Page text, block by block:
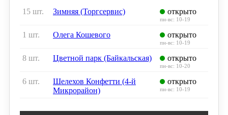
15 шт. Зимняя (Торгсервис) открыто
пн-вс: 10-19
1 шт. Олега Кошевого открыто
пн-вс: 10-19
8 шт. Цветной парк (Байкальская) открыто
пн-вс: 10-20
6 шт.
Шелехов Конфетти (4-й
Микрорайон)
открыто
пн-вс: 10-19